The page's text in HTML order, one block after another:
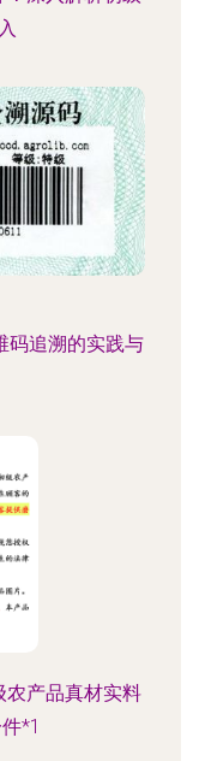
码追溯的实践与
农产品真材实料
*1